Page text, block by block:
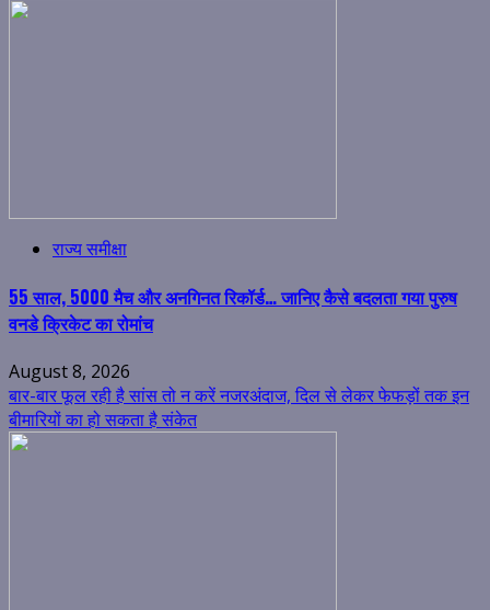
राज्य समीक्षा
55 साल, 5000 मैच और अनगिनत रिकॉर्ड… जानिए कैसे बदलता गया पुरुष
वनडे क्रिकेट का रोमांच
August 8, 2026
बार-बार फूल रही है सांस तो न करें नजरअंदाज, दिल से लेकर फेफड़ों तक इन
बीमारियों का हो सकता है संकेत